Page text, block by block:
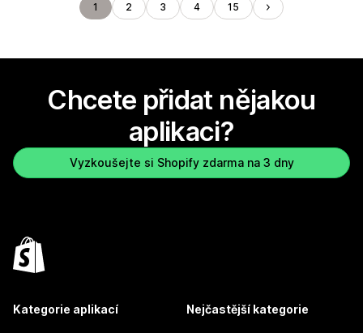
1 2 3 4 15
Chcete přidat nějakou
aplikaci?
Vyzkoušejte si Shopify zdarma na 3 dny
Kategorie aplikací Nejčastější kategorie